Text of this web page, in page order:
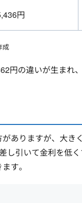
円
成
円の違いが生まれ
ありますが、大き
引いて金利を低
す。